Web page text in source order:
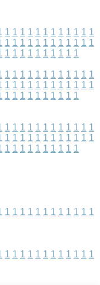
1 1 1 1 1 1 1 1 1 1 1 1
1 1 1 1 1 1 1 1 1 1 1 1
1 1 1 1 1 1 1 1 1 1
1 1 1 1 1 1 1 1 1 1 1 1
1 1 1 1 1 1 1 1 1 1 1 1
1 1 1 1 1 1 1 1 1 1
1 1 1 1 1 1 1 1 1 1 1 1
1 1 1 1 1 1 1 1 1 1 1 1
1 1 1 1 1 1 1 1 1 1
1 1 1 1 1 1 1 1 1 1 1 1
1 1 1 1 1 1 1 1 1 1 1 1